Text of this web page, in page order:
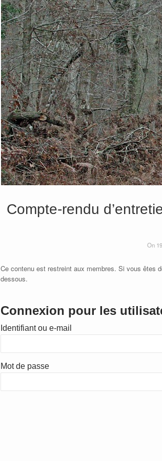
Compte-rendu
On
Ce contenu est restreint aux membres. Si vous êtes
dessous.
Connexion pour les
Identifiant ou e-mail
Mot de passe